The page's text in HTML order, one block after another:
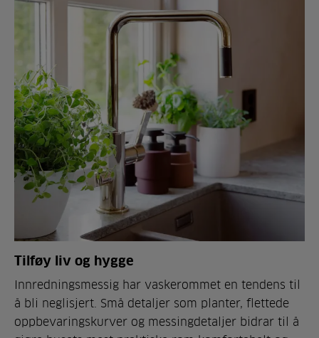
Tilføy liv og hygge
Innredningsmessig har vaskerommet en tendens til
å bli neglisjert. Små detaljer som planter, flettede
oppbevaringskurver og messingdetaljer bidrar til å